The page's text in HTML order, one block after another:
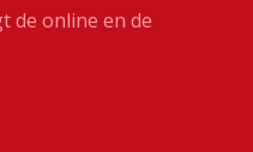
de online en de